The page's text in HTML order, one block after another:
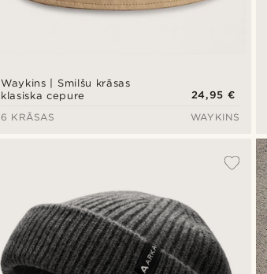
Waykins | Smilšu krāsas
klasiska cepure
24,95 €
6 KRĀSAS
WAYKINS